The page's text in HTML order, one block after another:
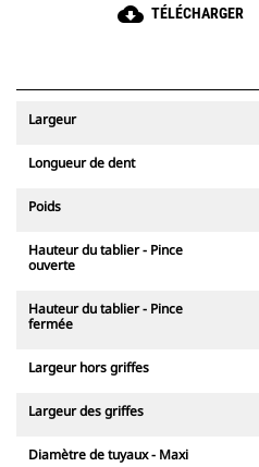
cloud_download TÉLÉCHARGER
Largeur
Longueur de dent
Poids
Hauteur du tablier - Pince
ouverte
Hauteur du tablier - Pince
fermée
Largeur hors griffes
Largeur des griffes
Diamètre de tuyaux - Maxi